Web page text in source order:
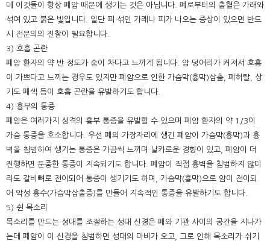
데 이것들이 항상 폐암 때문에 생기는 것은 아닙니다. 폐로부터의 출혈은 가래와
섞여 있고 붉은 빛입니다. 일단 피 섞인 가래나 피가 나오는 증상이 있으면 반드
시 전문의의 진찰이 필요합니다.
3) 호흡 곤란
폐암 환자의 약 반 정도가 숨이 차다고 느끼게 됩니다. 암 덩어리가 커져서 호흡
이 가쁘다고 느끼는 경우도 있지만 폐암으로 인한 가슴막(흉막)삼출, 폐허탈, 상
기도 폐색 등이 호흡 곤란을 유발하기도 합니다.
4) 흉부의 통증
폐암은 여러가지 성격의 흉부 통증을 유발할 수 있으며 폐암 환자의 약 1/3이
가슴 통증을 호소합니다. 우선 폐의 가장자리에 생긴 폐암이 가슴막(흉막)과 흉
벽을 침범하여 생기는 통증은 가끔씩 느끼며 날카로운 경향이 있고, 폐암이 더
진행하면 둔중한 통증이 지속되기도 합니다. 폐암이 직접 흉벽을 침범하지 않더
라도 갈비뼈로 전이되어 통증이 생기기도 하며, 가슴막(흉막)으로 암이 전이되
어 악성 흉수(가슴막삼출증)를 만들어 지속적인 통증을 유발하기도 합니다.
5) 쉰 목소리
목소리를 만드는 성대를 조절하는 성대 신경은 폐와 기관 사이의 공간을 지나가
는데 폐암이 이 신경을 침범하면 성대의 마비가 오고, 그로 인해 목소리가 쉬기